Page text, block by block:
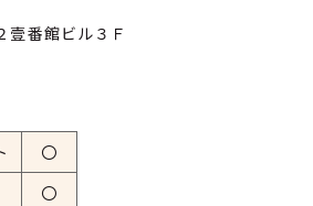
壹番館ビル３Ｆ
〇
〇